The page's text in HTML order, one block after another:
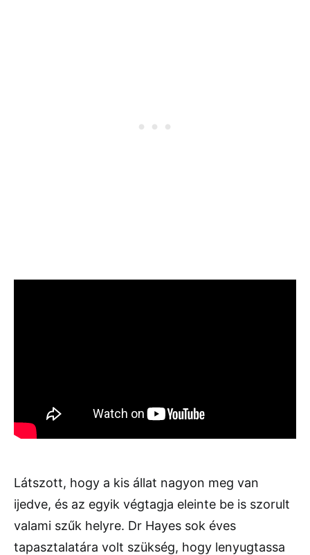
Látszott, hogy a kis állat nagyon meg van
ijedve, és az egyik végtagja eleinte be is szorult
valami szűk helyre. Dr Hayes sok éves
tapasztalatára volt szükség, hogy lenyugtassa